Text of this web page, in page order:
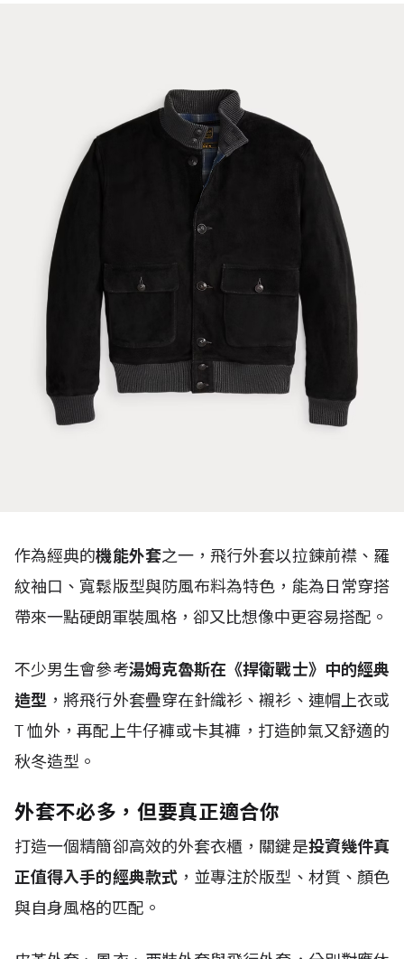
作為經典的機能外套之一，飛行外套以拉鍊前襟、羅
紋袖口、寬鬆版型與防風布料為特色，能為日常穿搭
帶來一點硬朗軍裝風格，卻又比想像中更容易搭配。
不少男生會參考湯姆克魯斯在《捍衛戰士》中的經典
造型 ，將飛行外套疊穿在針織衫、襯衫、連帽上衣或
T恤外，再配上牛仔褲或卡其褲，打造帥氣又舒適的
秋冬造型。
外套不必多，但要真正適合你
打造一個精簡卻高效的外套衣櫃，關鍵是投資幾件真
正值得入手的經典款式，並專注於版型、材質、顏色
與自身風格的匹配。